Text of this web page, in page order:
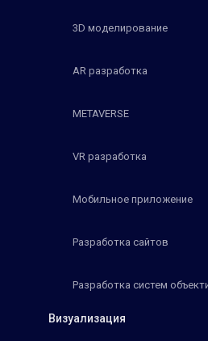
3D моделирование
AR разработка
METAVERSE
VR разработка
Мобильное приложение
Разработка сайтов
Разработка систем
Визуализация